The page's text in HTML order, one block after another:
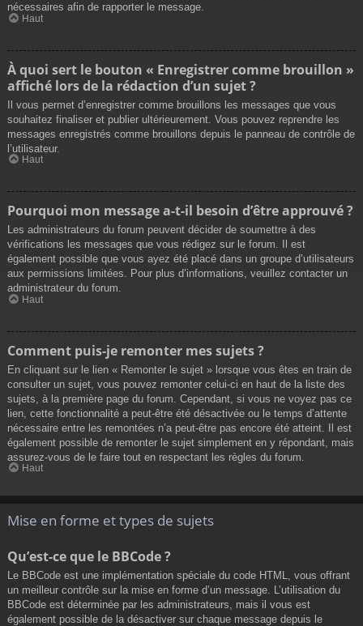
nécessaires afin de rapporter le message.
Haut
À quoi sert le bouton « Enregistrer comme brouillon »
affiché lors de la rédaction d’un sujet ?
Il vous permet d’enregistrer comme brouillons les messages que vous
souhaitez finaliser et publier ultérieurement. Vous pouvez reprendre les
messages enregistrés comme brouillons depuis le panneau de contrôle de
l’utilisateur.
Haut
Pourquoi mon message a-t-il besoin d’être approuvé ?
Les administrateurs du forum peuvent décider de soumettre à des
vérifications les messages que vous rédigez sur le forum. Il est
également possible que vous ayez été placé dans un groupe d’utilisateurs
aux permissions limitées. Pour plus d’informations, veuillez contacter un
administrateur du forum.
Haut
Comment puis-je remonter mes sujets ?
En cliquant sur le lien « Remonter le sujet » lorsque vous êtes en train de
consulter un sujet, vous pouvez remonter celui-ci en haut de la liste des
sujets, à la première page du forum. Cependant, si vous ne voyez pas ce
lien, cette fonctionnalité a peut-être été désactivée ou le temps d’attente
nécessaire entre les remontées n’a peut-être pas encore été atteint. Il est
également possible de remonter le sujet simplement en y répondant, mais
assurez-vous de le faire tout en respectant les règles du forum.
Haut
Mise en forme et types de sujets
Qu’est-ce que le BBCode ?
Le BBCode est une implémentation spéciale du code HTML, vous offrant
un meilleur contrôle sur la mise en forme d’un message. L’utilisation du
BBCode est déterminée par les administrateurs, mais il vous est
également possible de la désactiver sur chaque message depuis le